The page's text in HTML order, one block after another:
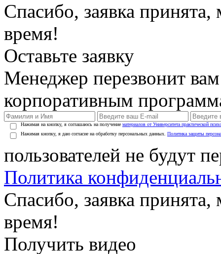
Спасибо, заявка
время!
Оставьте заявку
Менеджер перезвонит
корпоративным
Нажимая на кнопку, я соглашаюсь на получение материалов от Университета практической
Нажимая кнопку, я даю согласие на обработку персональных данных. Политика защиты
пользователей не будут
Политика
Спасибо, заявка
время!
Получить видео